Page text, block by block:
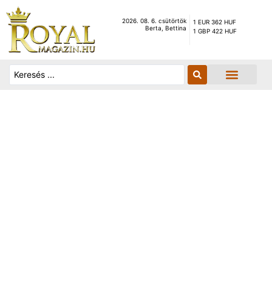
2026. 08. 6. csütörtök
Berta, Bettina
1 EUR 362 HUF
1 GBP 422 HUF